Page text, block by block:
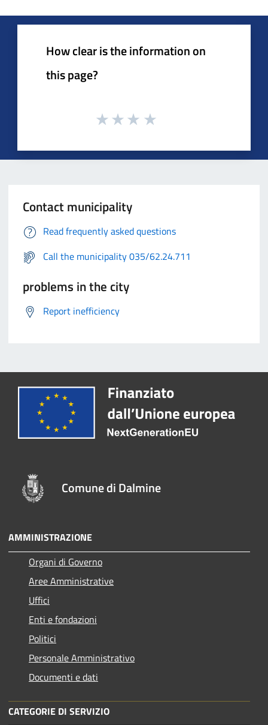
How clear is the information on
this page?
Contact municipality
Read frequently asked questions
Call the municipality 035/62.24.711
problems in the city
Report inefficiency
Comune di Dalmine
AMMINISTRAZIONE
Organi di Governo
Aree Amministrative
Uffici
Enti e fondazioni
Politici
Personale Amministrativo
Documenti e dati
CATEGORIE DI SERVIZIO